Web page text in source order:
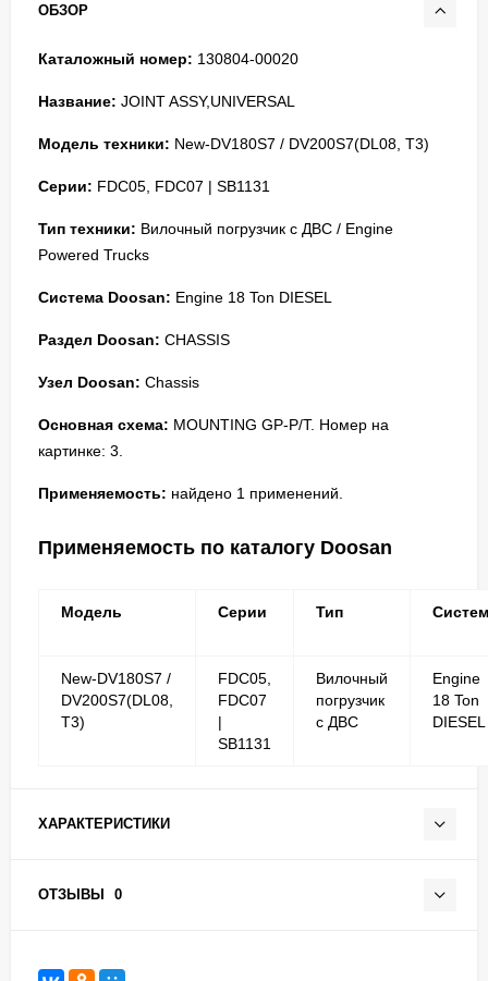
ОБЗОР
Каталожный номер: 130804-00020
Название: JOINT ASSY,UNIVERSAL
Модель техники: New-DV180S7 / DV200S7(DL08, T3)
Серии: FDC05, FDC07 | SB1131
Тип техники: Вилочный погрузчик с ДВС / Engine
Powered Trucks
Система Doosan: Engine 18 Ton DIESEL
Раздел Doosan: CHASSIS
Узел Doosan: Chassis
Основная схема: MOUNTING GP-P/T. Номер на
картинке: 3.
Применяемость: найдено 1 применений.
Применяемость по каталогу Doosan
Модель Серии Тип
New-DV180S7 /
DV200S7(DL08,
T3)
FDC05,
FDC07
|
SB1131
Вилочный
погрузчик
с ДВС
Engine
18 Ton
DIESEL
ХАРАКТЕРИСТИКИ
ОТЗЫВЫ 0